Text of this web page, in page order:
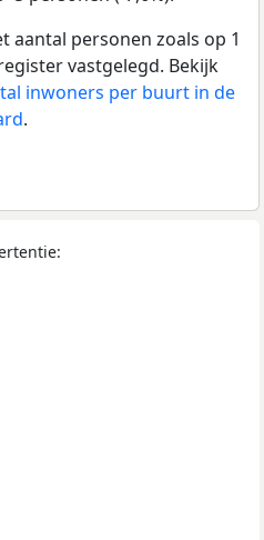
aantal personen zoals op 1
vastgelegd. Bekijk
inwoners per buurt in de
.